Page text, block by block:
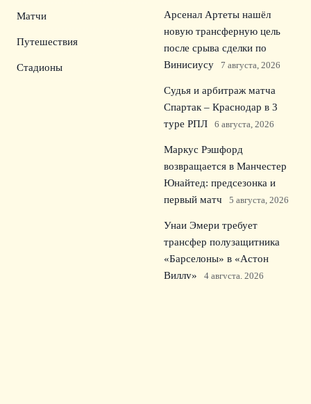
Матчи
Путешествия
Стадионы
Арсенал Артеты нашёл
новую трансферную цель
после срыва сделки по
Винисиусу
7 августа, 2026
Судья и арбитраж матча
Спартак – Краснодар в 3
туре РПЛ
6 августа, 2026
Маркус Рэшфорд
возвращается в Манчестер
Юнайтед: предсезонка и
первый матч
5 августа, 2026
Унаи Эмери требует
трансфер полузащитника
«Барселоны» в «Астон
Виллу»
4 августа, 2026